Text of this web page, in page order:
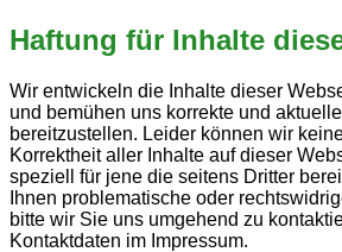
Haftung für Inhalte
Wir entwickeln die Inhalte dieser
und bemühen uns korrekte und
bereitzustellen. Leider können wir
Korrektheit aller Inhalte auf dieser
speziell für jene die seitens Dritter
Ihnen problematische oder
bitte wir Sie uns umgehend zu
Kontaktdaten im Impressum.